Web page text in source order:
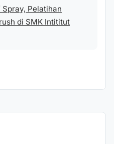
Pelatihan
di SMK Intititut